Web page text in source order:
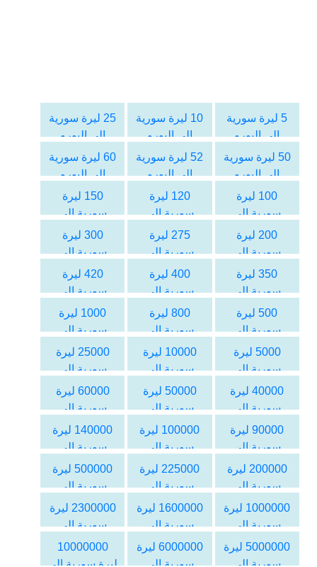
5 ليرة سورية
الى اليورو
10 ليرة سورية
الى اليورو
25 ليرة سورية
الى اليورو
50 ليرة سورية
الى اليورو
52 ليرة سورية
الى اليورو
60 ليرة سورية
الى اليورو
100 ليرة
سورية الى
اليورو
120 ليرة
سورية الى
اليورو
150 ليرة
سورية الى
اليورو
200 ليرة
سورية الى
اليورو
275 ليرة
سورية الى
اليورو
300 ليرة
سورية الى
اليورو
350 ليرة
سورية الى
اليورو
400 ليرة
سورية الى
اليورو
420 ليرة
سورية الى
اليورو
500 ليرة
سورية الى
اليورو
800 ليرة
سورية الى
اليورو
1000 ليرة
سورية الى
اليورو
5000 ليرة
سورية الى
اليورو
10000 ليرة
سورية الى
اليورو
25000 ليرة
سورية الى
اليورو
40000 ليرة
سورية الى
اليورو
50000 ليرة
سورية الى
اليورو
60000 ليرة
سورية الى
اليورو
90000 ليرة
سورية الى
اليورو
100000 ليرة
سورية الى
اليورو
140000 ليرة
سورية الى
اليورو
200000 ليرة
سورية الى
اليورو
225000 ليرة
سورية الى
اليورو
500000 ليرة
سورية الى
اليورو
1000000 ليرة
سورية الى
اليورو
1600000 ليرة
سورية الى
اليورو
2300000 ليرة
سورية الى
اليورو
5000000 ليرة
سورية الى
6000000 ليرة
سورية الى
10000000
ليرة سورية الى